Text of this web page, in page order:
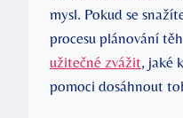
mysl. Pokud se
procesu plánování
užitečné zvážit, jaké
pomoci dosáhnout